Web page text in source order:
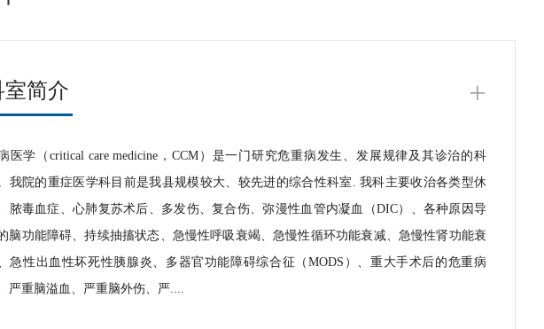
实习进修
室简介 +
医学（critical care medicine，CCM）是一门研究危重病发生、发展规律及其诊治的科
我院的重症医学科目前是我县规模较大、较先进的综合性科室. 我科主要收治各类型休
脓毒血症、心肺复苏术后、多发伤、复合伤、弥漫性血管内凝血（DIC）、各种原因导
脑功能障碍、持续抽搐状态、急慢性呼吸衰竭、急慢性循环功能衰减、急慢性肾功能衰
急性出血性坏死性胰腺炎、多器官功能障碍综合征（MODS）、重大手术后的危重病
严重脑溢血、严重脑外伤、严....